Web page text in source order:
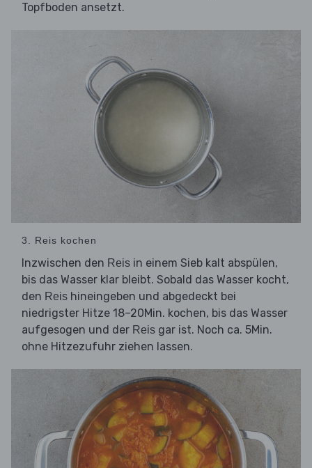
Topfboden ansetzt.
3. Reis kochen
Inzwischen den Reis in einem Sieb kalt abspülen,
bis das Wasser klar bleibt. Sobald das Wasser kocht,
den Reis hineingeben und abgedeckt bei
niedrigster Hitze 18–20Min. kochen, bis das Wasser
aufgesogen und der Reis gar ist. Noch ca. 5Min.
ohne Hitzezufuhr ziehen lassen.